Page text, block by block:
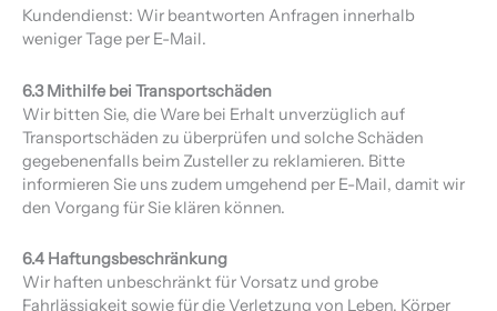
Kundendienst: Wir beantworten Anfragen innerhalb
weniger Tage per E-Mail.
6.3 Mithilfe bei Transportschäden
Wir bitten Sie, die Ware bei Erhalt unverzüglich auf
Transportschäden zu überprüfen und solche Schäden
gegebenenfalls beim Zusteller zu reklamieren. Bitte
informieren Sie uns zudem umgehend per E-Mail, damit wir
den Vorgang für Sie klären können.
6.4 Haftungsbeschränkung
Wir haften unbeschränkt für Vorsatz und grobe
Fahrlässigkeit sowie für die Verletzung von Leben, Körper